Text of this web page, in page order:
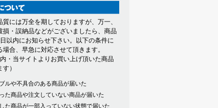
質には万全を期しておりますが、万一、
損・誤納品などがございましたら、商品
以内にお知らせ下さい。以下の条件に
場合、早急に対応させて頂きます。
・当サイトよりお買い上げ頂いた商品
）
ルや不具合のある商品が届いた
た商品や注文していない商品が届いた
た商品が一部入っていない状態で届いた